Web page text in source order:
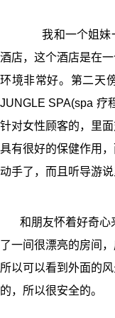
我和一个姐妹
酒店，这个酒店是在
环境非常好。第二天
JUNGLE SPA(spa 疗
针对女性顾客的，里
具有很好的保健作用
动手了，而且听导游
和朋友怀着好奇心
了一间很漂亮的房间
所以可以看到外面的
的，所以很安全的。